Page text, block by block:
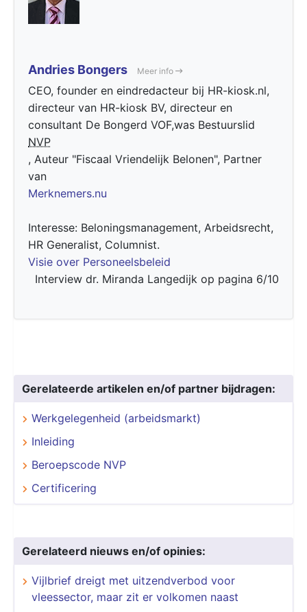
Andries Bongers Meer info
CEO, founder en eindredacteur bij HR-kiosk.nl,
directeur van HR-kiosk BV, directeur en
consultant De Bongerd VOF,was Bestuurslid
NVP
, Auteur "Fiscaal Vriendelijk Belonen", Partner
van
Merknemers.nu
Interesse: Beloningsmanagement, Arbeidsrecht,
HR Generalist, Columnist.
Visie over Personeelsbeleid
Interview dr. Miranda Langedijk op pagina 6/10
Gerelateerde artikelen en/of partner bijdragen:
Werkgelegenheid (arbeidsmarkt)
Inleiding
Beroepscode NVP
Certificering
Gerelateerd nieuws en/of opinies:
Vijlbrief dreigt met uitzendverbod voor
vleessector, maar zit er volkomen naast